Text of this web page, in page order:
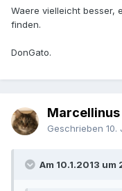
Waere vielleicht besser,
finden.
DonGato.
Marcellinus
Geschrieben 10.
Am 10.1.2013 um